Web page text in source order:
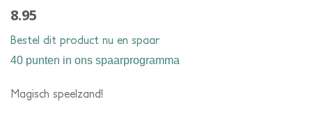
8.95
Bestel dit product nu en spaar
40 punten in ons spaarprogramma
Magisch speelzand!